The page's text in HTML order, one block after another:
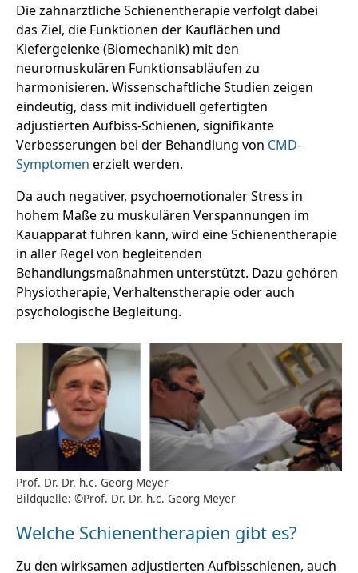
Die zahnärztliche Schienentherapie verfolgt dabei
das Ziel, die Funktionen der Kauflächen und
Kiefergelenke (Biomechanik) mit den
neuromuskulären Funktionsabläufen zu
harmonisieren. Wissenschaftliche Studien zeigen
eindeutig, dass mit individuell gefertigten
adjustierten Aufbiss-Schienen, signifikante
Verbesserungen bei der Behandlung von CMD-
Symptomen erzielt werden.
Da auch negativer, psychoemotionaler Stress in
hohem Maße zu muskulären Verspannungen im
Kauapparat führen kann, wird eine Schienentherapie
in aller Regel von begleitenden
Behandlungsmaßnahmen unterstützt. Dazu gehören
Physiotherapie, Verhaltenstherapie oder auch
psychologische Begleitung.
Prof. Dr. Dr. h.c. Georg Meyer
Bildquelle: ©Prof. Dr. Dr. h.c. Georg Meyer
Welche Schienentherapien gibt es?
Zu den wirksamen adjustierten Aufbisschienen, auch